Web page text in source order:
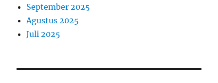
September 2025
Agustus 2025
Juli 2025